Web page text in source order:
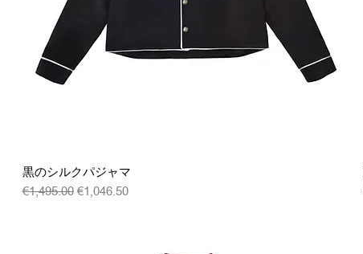
黒のシルクパジャマ
通常価格
€1,495.00 セール価格
€1,046.50